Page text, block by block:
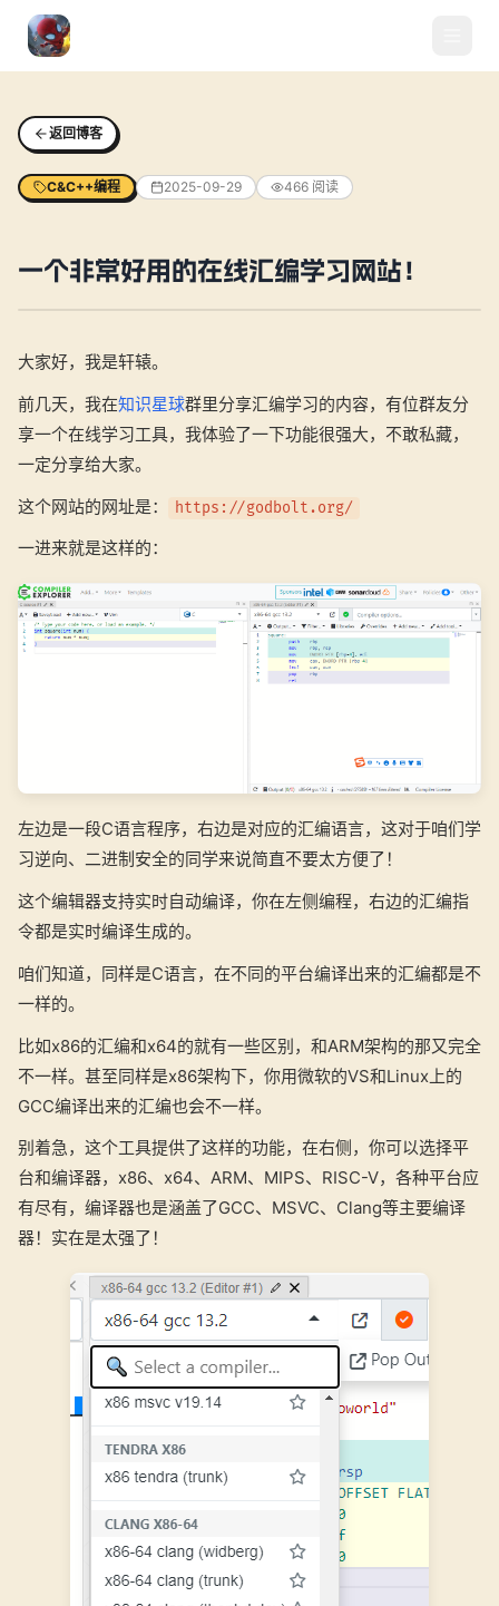
返回博客
C&C++编程 2025-09-29 466 阅读
一个非常好用的在线汇编学习网站！
大家好，我是轩辕。
前几天，我在知识星球群里分享汇编学习的内容，有位群友分
享一个在线学习工具，我体验了一下功能很强大，不敢私藏，
一定分享给大家。
这个网站的网址是：
https://godbolt.org/
一进来就是这样的：
左边是一段C语言程序，右边是对应的汇编语言，这对于咱们学
习逆向、二进制安全的同学来说简直不要太方便了！
这个编辑器支持实时自动编译，你在左侧编程，右边的汇编指
令都是实时编译生成的。
咱们知道，同样是C语言，在不同的平台编译出来的汇编都是不
一样的。
比如x86的汇编和x64的就有一些区别，和ARM架构的那又完全
不一样。甚至同样是x86架构下，你用微软的VS和Linux上的
GCC编译出来的汇编也会不一样。
别着急，这个工具提供了这样的功能，在右侧，你可以选择平
台和编译器，x86、x64、ARM、MIPS、RISC-V，各种平台应
有尽有，编译器也是涵盖了GCC、MSVC、Clang等主要编译
器！实在是太强了！